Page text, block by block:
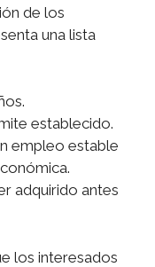
de los
una lista
establecido.
empleo estable
adquirido antes
los interesados